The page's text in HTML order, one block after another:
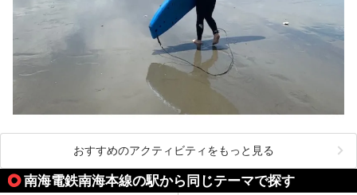
おすすめのアクティビティをもっと見る
南海電鉄南海本線の駅から同じテーマで探す